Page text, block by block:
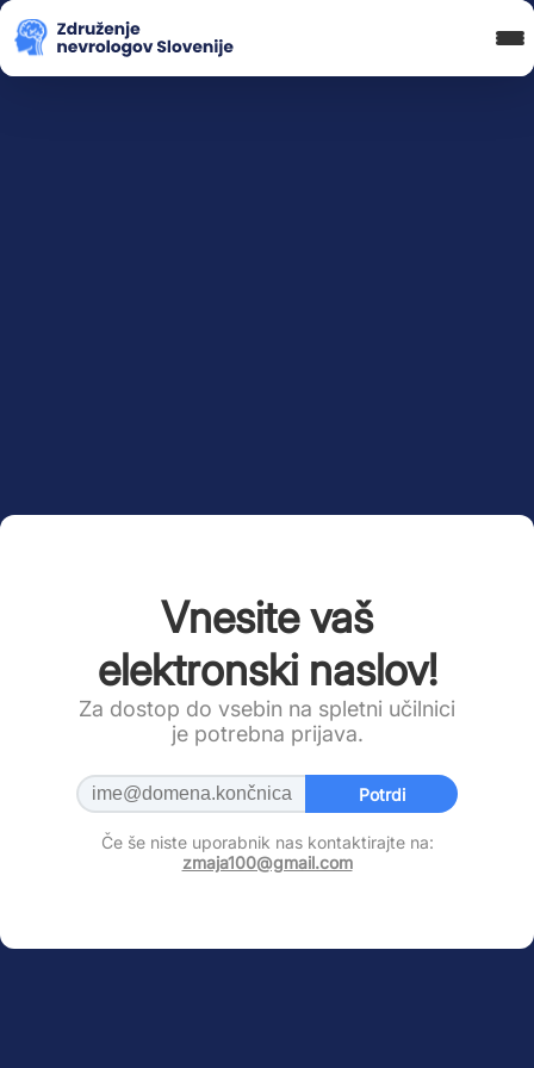
Blog in novice
Koledar Dogodkov
Vnesite vaš
elektronski naslov!
Za dostop do vsebin na spletni učilnici
je potrebna prijava.
Potrdi
Če še niste uporabnik nas kontaktirajte na:
zmaja100@gmail.com